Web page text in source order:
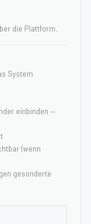
die Plattform.
System
einbinden —
(wenn
gesonderte